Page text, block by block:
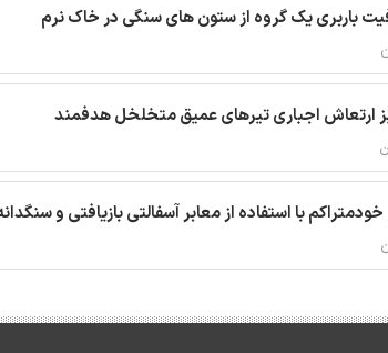
باربری یک گروه از ستون های سنگی در خاک نرم
ارتعاش اجباری تیرهای عمیق متخلخل هدفمند
با استفاده از معابر آسفالتی بازیافتی و